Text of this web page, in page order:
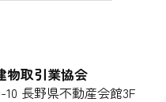
物取引業協会
10 長野県不動産会館3F